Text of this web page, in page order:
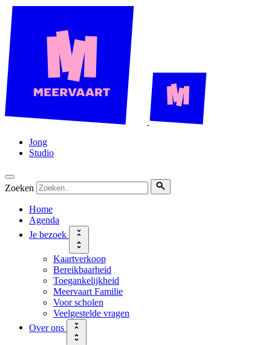
Jong
Studio
Zoeken
Home
Agenda
Je bezoek
Kaartverkoop
Bereikbaarheid
Toegankelijkheid
Meervaart Familie
Voor scholen
Veelgestelde vragen
Over ons